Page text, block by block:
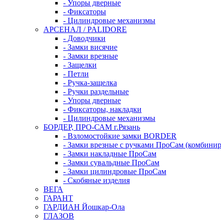
- Упоры дверные
- Фиксаторы
- Цилиндровые механизмы
АРСЕНАЛ / PALIDORE
- Доводчики
- Замки висячие
- Замки врезные
- Защелки
- Петли
- Ручка-защелка
- Ручки раздельные
- Упоры дверные
- Фиксаторы, накладки
- Цилиндровые механизмы
БОРДЕР, ПРО-САМ г.Рязань
- Взломостойкие замки BORDER
- Замки врезные с ручками ПроСам
- Замки накладные ПроСам
- Замки сувальдные ПроСам
- Замки цилиндровые ПроСам
- Скобяные изделия
ВЕГА
ГАРАНТ
ГАРДИАН Йошкар-Ола
ГЛАЗОВ